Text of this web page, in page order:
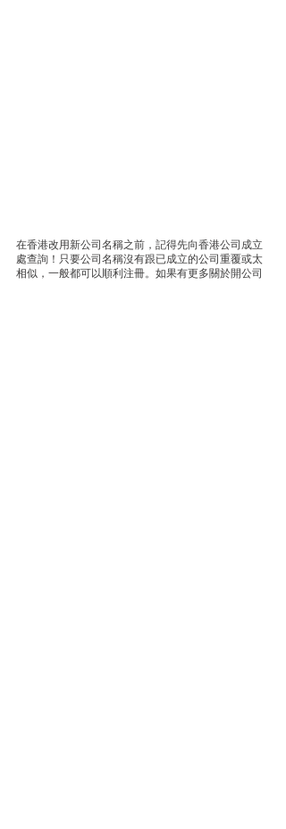
在香港改用新公司名稱之前，記得先向香港公司成立
處查詢！只要公司名稱沒有跟已成立的公司重覆或太
相似，一般都可以順利注冊。如果有更多關於開公司